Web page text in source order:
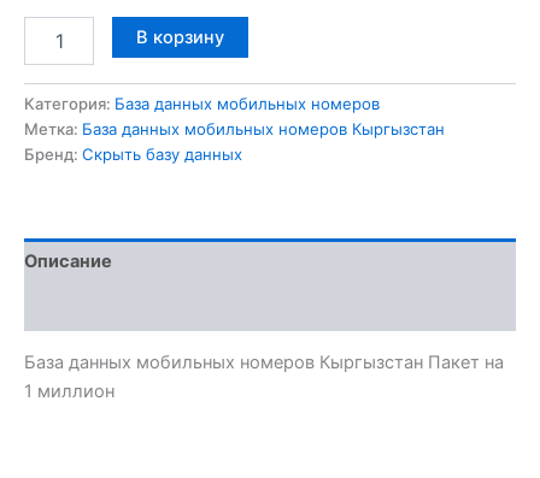
В корзину
Категория: База данных мобильных номеров
Метка: База данных мобильных номеров Кыргызстан
Бренд: Скрыть базу данных
Описание
База данных мобильных номеров Кыргызстан Пакет на
1 миллион